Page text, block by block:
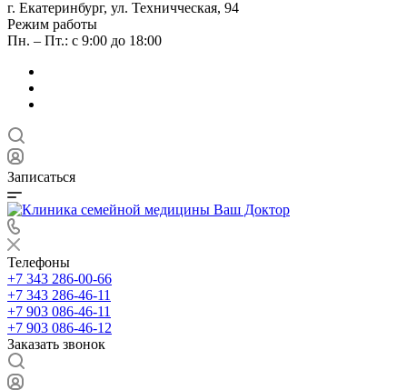
г. Екатеринбург, ул. Техничческая, 94
Режим работы
Пн. – Пт.: с 9:00 до 18:00
Записаться
Телефоны
+7 343 286-00-66
+7 343 286-46-11
+7 903 086-46-11
+7 903 086-46-12
Заказать звонок